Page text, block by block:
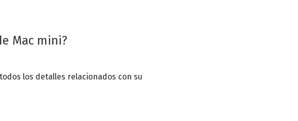
Mac mini?
los detalles relacionados con su